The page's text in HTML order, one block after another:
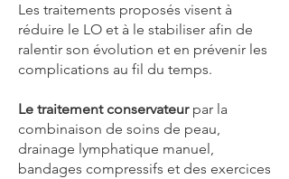
Les traitements proposés visent à
réduire le LO et à le stabiliser afin de
ralentir son évolution et en prévenir les
complications au fil du temps.
Le traitement conservateurpar la
combinaison de soins de peau,
drainage lymphatique manuel,
bandages compressifs et des exercices